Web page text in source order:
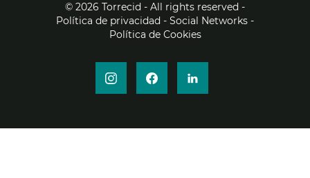
DE
© 2026 Torrecid - All rights reserved -
Política de privacidad - Social Networks -
Política de Cookies